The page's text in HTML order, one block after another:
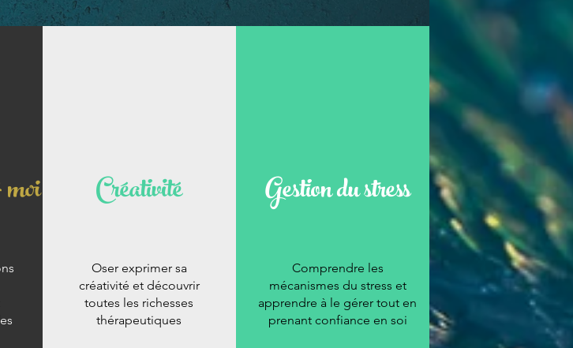
Oser exprimer sa
créativité et découvrir
toutes les richesses
thérapeutiques
Comprendre les
mécanismes du stress et
apprendre à le gérer tout en
prenant confiance en soi
Créativité Gestion du stress